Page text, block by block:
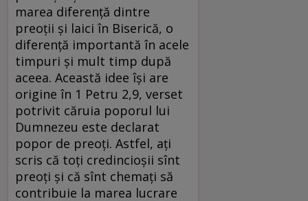
marea diferență dintre
preoții și laici în Biserică, o
diferență importantă în acele
timpuri și mult timp după
aceea. Această idee își are
origine în 1 Petru 2,9, verset
potrivit căruia poporul lui
Dumnezeu este declarat
popor de preoți. Astfel, ați
scris că toți credincioșii sînt
preoți și că sînt chemați să
contribuie la marea lucrare